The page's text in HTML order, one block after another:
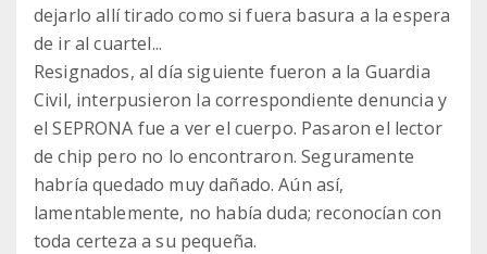
dejarlo allí tirado como si fuera basura a la espera
de ir al cuartel...
Resignados, al día siguiente fueron a la Guardia
Civil, interpusieron la correspondiente denuncia y
el SEPRONA fue a ver el cuerpo. Pasaron el lector
de chip pero no lo encontraron. Seguramente
habría quedado muy dañado. Aún así,
lamentablemente, no había duda; reconocían con
toda certeza a su pequeña.